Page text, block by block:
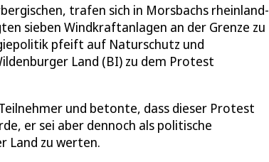
trafen sich in Morsbachs rheinland-
sieben Windkraftanlagen an der Grenze zu
pfeift auf Naturschutz und
Land (BI) zu dem Protest
und betonte, dass dieser Protest
er sei aber dennoch als politische
Land zu werten.